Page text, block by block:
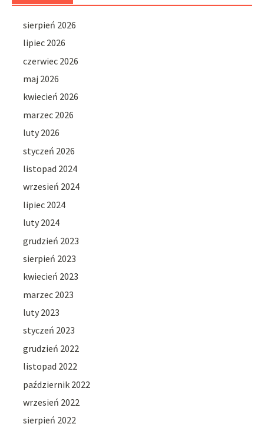
sierpień 2026
lipiec 2026
czerwiec 2026
maj 2026
kwiecień 2026
marzec 2026
luty 2026
styczeń 2026
listopad 2024
wrzesień 2024
lipiec 2024
luty 2024
grudzień 2023
sierpień 2023
kwiecień 2023
marzec 2023
luty 2023
styczeń 2023
grudzień 2022
listopad 2022
październik 2022
wrzesień 2022
sierpień 2022